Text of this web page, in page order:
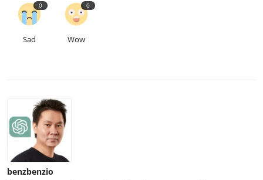
0
Sad
0
Wow
benzbenzio